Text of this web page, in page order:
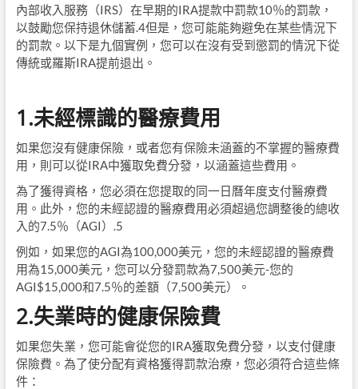
內部收入服務（IRS）在早期的IRA提款中罰款10％的罰款，
以鼓勵您保持退休儲蓄.4但是，您可能能夠避免在某些情況下
的罰款。以下是九個實例，您可以在沒有受到懲罰的情況下從
傳統或羅斯IRA提前退出。
1.未經標識的醫療費用
如果您沒有健康保險，或者您有保險未涵蓋的不掌握的醫療費
用，則可以從IRA中獲取免費分發，以涵蓋這些費用。
為了獲得資格，您必須在您提取的同一日曆年度支付醫療費
用。此外，您的未經認證的醫療費用必須超過您調整後的總收
入的7.5％（AGI）.5
例如，如果您的AGI為100,000美元，您的未經認證的醫療費
用為15,000美元，您可以分發罰款為7,500美元-您的
AGI$15,000和7.5％的差額（7,500美元）。
2.失業時的健康保險費
如果您失業，您可能會從您的IRA獲取免費分發，以支付健康
保險費。為了使分配有資格獲得罰款治療，您必須符合這些條
件：